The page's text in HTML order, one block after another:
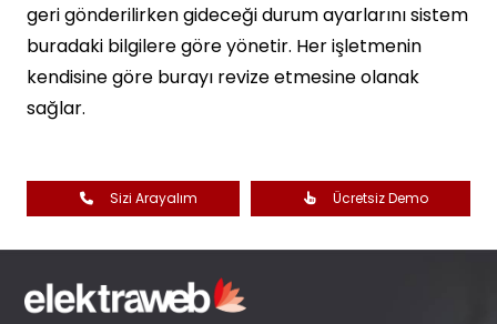
geri gönderilirken gideceği durum ayarlarını sistem
buradaki bilgilere göre yönetir. Her işletmenin
kendisine göre burayı revize etmesine olanak
sağlar.
Sizi Arayalım Ücretsiz Demo